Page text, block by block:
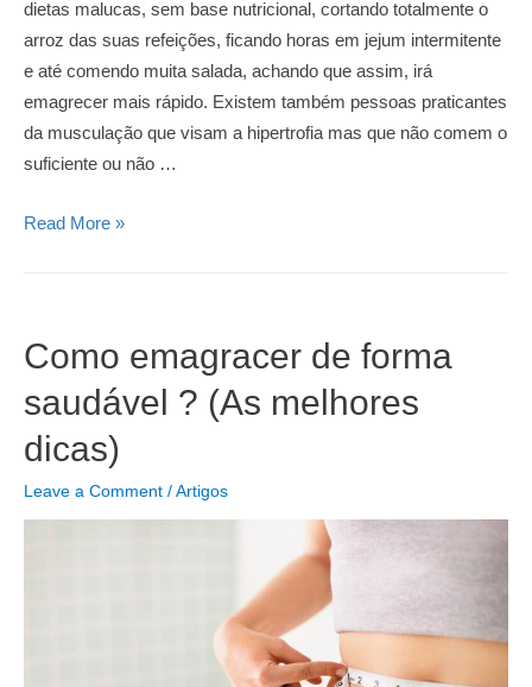
dietas malucas, sem base nutricional, cortando totalmente o
arroz das suas refeições, ficando horas em jejum intermitente
e até comendo muita salada, achando que assim, irá
emagrecer mais rápido. Existem também pessoas praticantes
da musculação que visam a hipertrofia mas que não comem o
suficiente ou não …
5
criar
sua
dieta
Read More »
Como emagracer de forma
saudável ? (As melhores
dicas)
Leave a Comment /Artigos